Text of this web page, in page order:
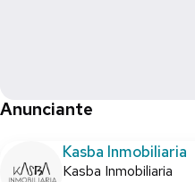
Anunciante
Kasba Inmobiliaria
Kasba Inmobiliaria